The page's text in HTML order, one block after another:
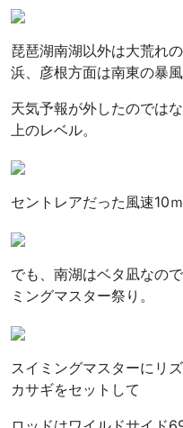
琵琶湖南湖以外は大荒れ
浜、彦根方面は南東の暴風
天気予報が外したのでは
上のレベル。
セントレアだった風速10
でも、南湖はベタ凪なの
ミングマスター祭り。
スイミングマスターにリ
カサギをセットして